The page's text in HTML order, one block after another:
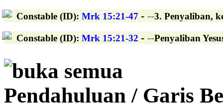
Constable (ID): Mrk 15:21-47 - --3. Penyaliban,
Constable (ID): Mrk 15:21-32 - --Penyaliban
buka semua
Pendahuluan / Garis